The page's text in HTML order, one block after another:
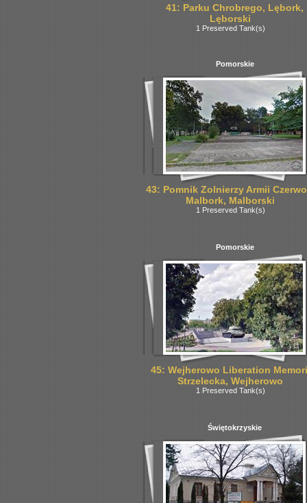
41: Parku Chrobrego, Lębork,
Lęborski
1 Preserved Tank(s)
Pomorskie
43: Pomnik Zolnierzy Armii
Malbork, Malborski
1 Preserved Tank(s)
Pomorskie
45: Wejherowo Liberation
Strzelecka, Wejherowo
1 Preserved Tank(s)
Świętokrzyskie